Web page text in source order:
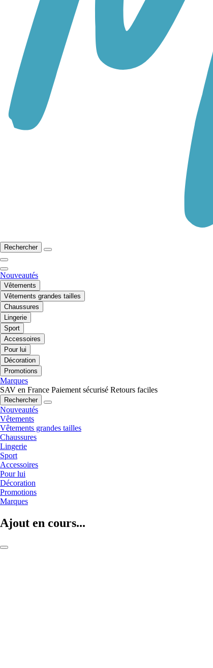
Rechercher
Nouveautés
Vêtements
Vêtements grandes tailles
Chaussures
Lingerie
Sport
Accessoires
Pour lui
Décoration
Promotions
Marques
SAV en France Paiement sécurisé Retours faciles
Rechercher
Nouveautés
Vêtements
Vêtements grandes tailles
Chaussures
Lingerie
Sport
Accessoires
Pour lui
Décoration
Promotions
Marques
Ajout en cours...